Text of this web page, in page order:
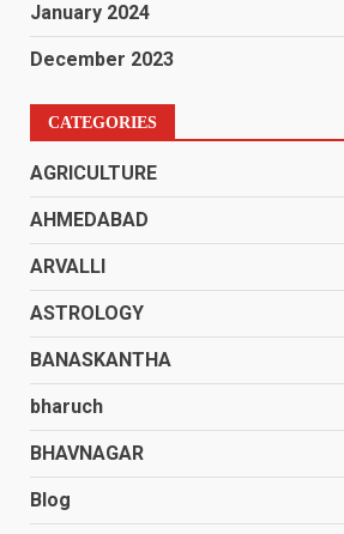
January 2024
December 2023
CATEGORIES
AGRICULTURE
AHMEDABAD
ARVALLI
ASTROLOGY
BANASKANTHA
bharuch
BHAVNAGAR
Blog